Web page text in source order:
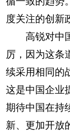
度关注的创新
高锐对中国
厉，因为这条
续采用相同的
这是中国企业
期待中国在持
新、更加开放